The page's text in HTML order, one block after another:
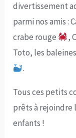
divertissement
parmi nos amis :
crabe rouge
,
Toto, les
.
Tous ces petits
prêts à rejoindre
enfants !